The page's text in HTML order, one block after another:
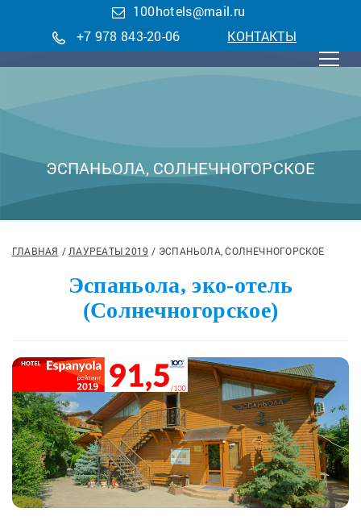
100hotels@mail.ru
+7 978 843-20-06
КОНТАКТЫ
ЭСПАНЬОЛА, СОЛНЕЧНОГОРСКОЕ
ГЛАВНАЯ ЛАУРЕАТЫ 2019 ЭСПАНЬОЛА, СОЛНЕЧНОГОРСКОЕ
Эспаньола, эко-отель
(Солнечногорское)